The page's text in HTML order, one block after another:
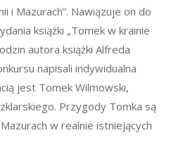
i Mazurach”. Nawiązuje on do
książki „Tomek w krainie
autora książki Alfreda
napisali indywidualna
jest Tomek Wilmowski,
Przygody Tomka są
w realnie istniejących